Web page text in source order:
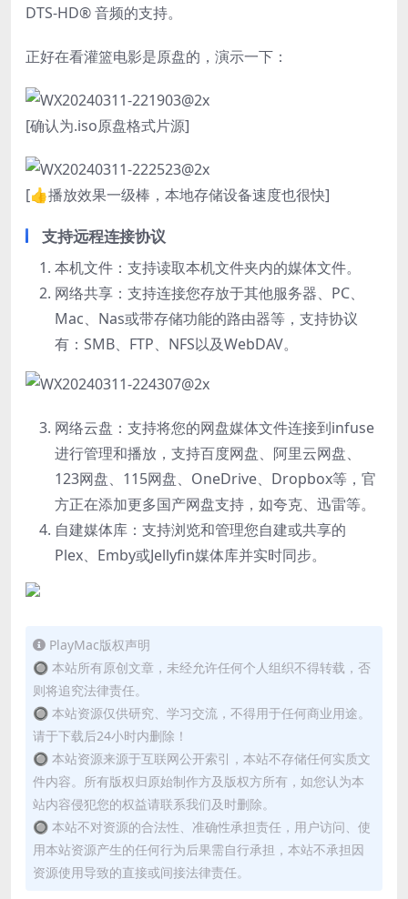
DTS-HD® 音频的支持。
正好在看灌篮电影是原盘的，演示一下：
[确认为.iso原盘格式片源]
[👍播放效果一级棒，本地存储设备速度也很快]
支持远程连接协议
本机文件：支持读取本机文件夹内的媒体文件。
网络共享：支持连接您存放于其他服务器、PC、
Mac、Nas或带存储功能的路由器等，支持协议
有：SMB、FTP、NFS以及WebDAV。
网络云盘：支持将您的网盘媒体文件连接到infuse
进行管理和播放，支持百度网盘、阿里云网盘、
123网盘、115网盘、OneDrive、Dropbox等，官
方正在添加更多国产网盘支持，如夸克、迅雷等。
自建媒体库：支持浏览和管理您自建或共享的
Plex、Emby或Jellyfin媒体库并实时同步。
PlayMac版权声明
🔘 本站所有原创文章，未经允许任何个人组织不得转载，否
则将追究法律责任。
🔘 本站资源仅供研究、学习交流，不得用于任何商业用途。
请于下载后24小时内删除！
🔘 本站资源来源于互联网公开索引，本站不存储任何实质文
件内容。所有版权归原始制作方及版权方所有，如您认为本
站内容侵犯您的权益请联系我们及时删除。
🔘 本站不对资源的合法性、准确性承担责任，用户访问、使
用本站资源产生的任何行为后果需自行承担，本站不承担因
资源使用导致的直接或间接法律责任。